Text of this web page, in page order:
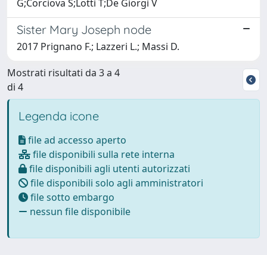
G;Corciova S;Lotti T;De Giorgi V
Sister Mary Joseph node
2017 Prignano F.; Lazzeri L.; Massi D.
Mostrati risultati da 3 a 4
di 4
Legenda icone
file ad accesso aperto
file disponibili sulla rete interna
file disponibili agli utenti autorizzati
file disponibili solo agli amministratori
file sotto embargo
nessun file disponibile